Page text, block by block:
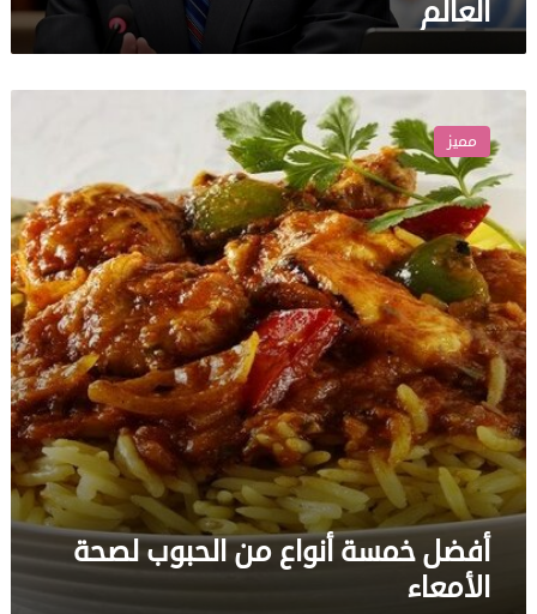
العالم
خمسة
أنواع
من
الحبوب
لصحة
الأمعاء
مميز
أفضل خمسة أنواع من الحبوب لصحة
الأمعاء